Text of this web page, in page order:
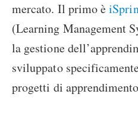
mercato. Il primo è
(Learning Management
la gestione
sviluppato
progetti di